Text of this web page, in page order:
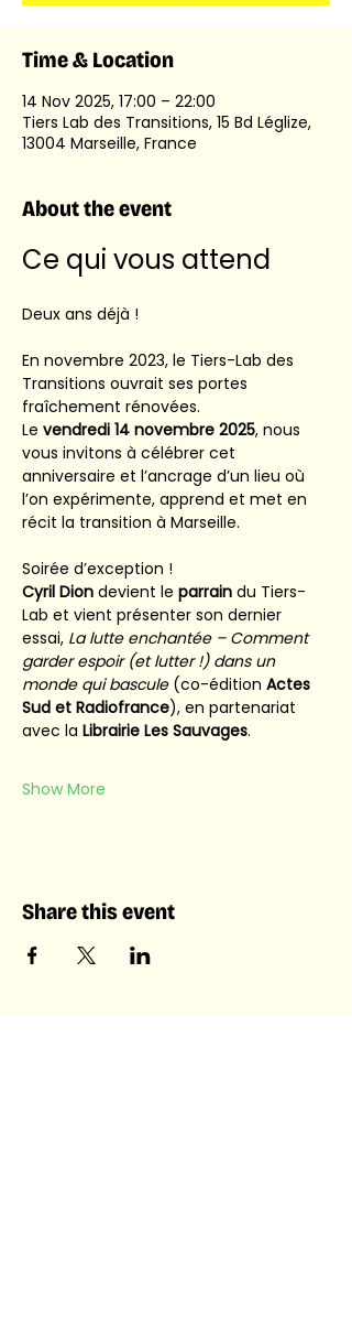
Time & Location
14 Nov 2025, 17:00 – 22:00
Tiers Lab des Transitions, 15 Bd Léglize,
13004 Marseille, France
About the event
Ce qui vous attend
Deux ans déjà !
En novembre 2023, le Tiers-Lab des
Transitions ouvrait ses portes
fraîchement rénovées.
Le vendredi 14 novembre 2025, nous
vous invitons à célébrer cet
anniversaire et l’ancrage d’un lieu où
l’on expérimente, apprend et met en
récit la transition à Marseille.
Soirée d’exception !
Cyril Dion devient le parrain du Tiers-
Lab et vient présenter son dernier
essai, La lutte enchantée – Comment
garder espoir (et lutter !) dans un
monde qui bascule (co-édition Actes
Sud et Radiofrance), en partenariat
avec la Librairie Les Sauvages.
Show More
Share this event